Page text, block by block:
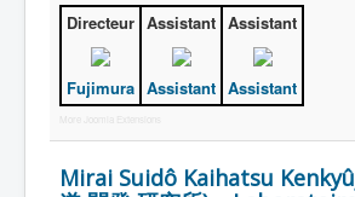
Directeur
Fujimura
Assistant
Assistant
Assistant
Assistant
More Joomla Extensions
Mirai Suidô Kaihatsu